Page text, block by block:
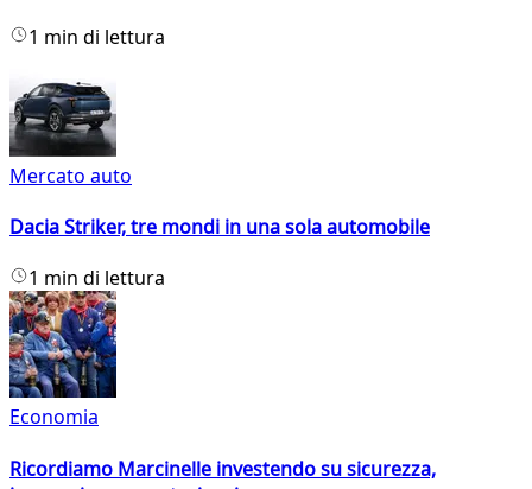
1 min di lettura
Mercato auto
Dacia Striker, tre mondi in una sola automobile
1 min di lettura
Economia
Ricordiamo Marcinelle investendo su sicurezza,